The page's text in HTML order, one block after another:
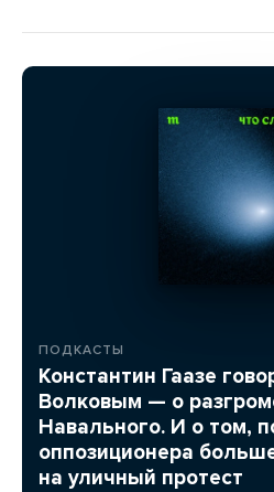
ПОДКАСТЫ
Константин Гаазе
Волковым — о
Навального. И о том,
оппозиционера
на уличный протест